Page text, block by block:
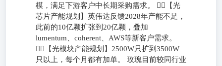
模，满足下游客户中长期采购需求。 👉🏻【光
芯片产能规划】英伟达反馈2028年产能不足，
此前的10亿颗扩张到20亿颗，叠加
lumentum、coherent、AWS等新客户需求。
👉🏻【光模块产能规划】2500W只扩到3500W
只以上，每个月都有加单。 玫瑰目前较同行业